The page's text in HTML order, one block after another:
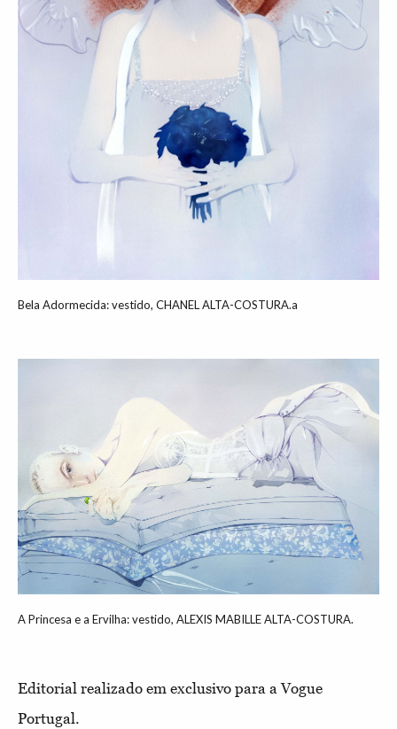
Bela Adormecida: vestido, CHANEL ALTA-COSTURA.a
A Princesa e a Ervilha: vestido, ALEXIS MABILLE ALTA-COSTURA.
Editorial realizado em exclusivo para a Vogue
Portugal.